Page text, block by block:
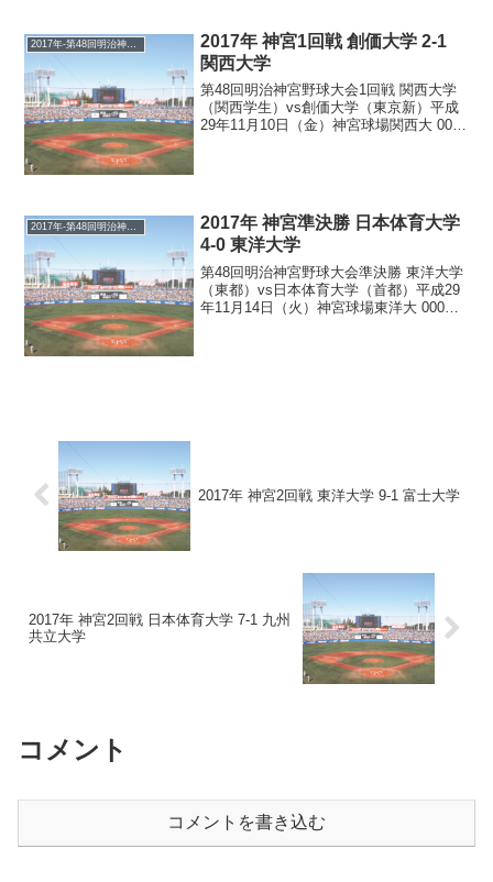
2017年-第48回明治神宮野球大会
2017年 神宮1回戦 創価大学 2-1
関西大学
第48回明治神宮野球大会1回戦 関西大学
（関西学生）vs創価大学（東京新）平成
29年11月10日（金）神宮球場関西大 000
2017年 神宮準決勝 日本体育大学
4-0 東洋大学
第48回明治神宮野球大会準決勝 東洋大学
（東都）vs日本体育大学（首都）平成29
年11月14日（火）神宮球場東洋大 000
2017年 神宮2回戦 東洋大学 9-1 富士大学
2017年 神宮2回戦 日本体育大学 7-1 九州
共立大学
コメント
コメントを書き込む